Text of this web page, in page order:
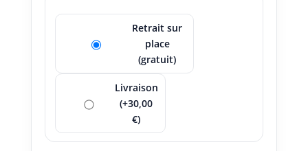
Retrait sur
place
(gratuit)
Livraison
(+30,00
€)